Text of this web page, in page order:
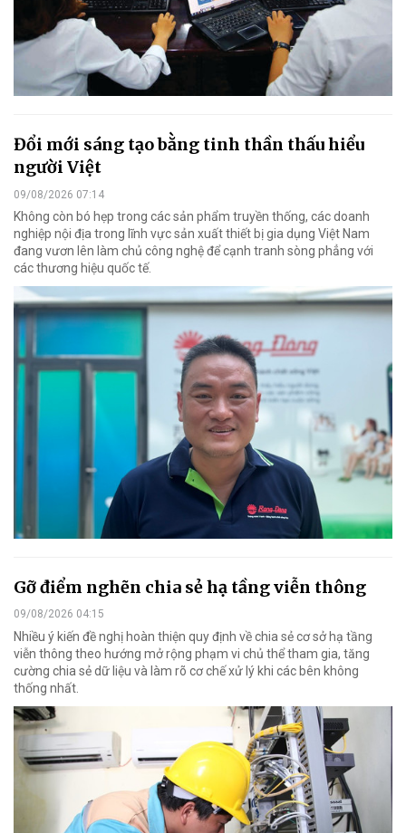
Đổi mới sáng tạo bằng tinh thần thấu hiểu
người Việt
09/08/2026 07:14
Không còn bó hẹp trong các sản phẩm truyền thống, các doanh
nghiệp nội địa trong lĩnh vực sản xuất thiết bị gia dụng Việt Nam
đang vươn lên làm chủ công nghệ để cạnh tranh sòng phẳng với
các thương hiệu quốc tế.
Gỡ điểm nghẽn chia sẻ hạ tầng viễn thông
09/08/2026 04:15
Nhiều ý kiến đề nghị hoàn thiện quy định về chia sẻ cơ sở hạ tầng
viễn thông theo hướng mở rộng phạm vi chủ thể tham gia, tăng
cường chia sẻ dữ liệu và làm rõ cơ chế xử lý khi các bên không
thống nhất.